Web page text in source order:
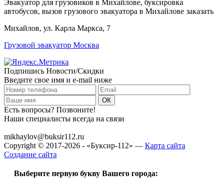
Эвакуатор для грузовиков в Михайлове, буксировка
автобусов, вызов грузового эвакуатора в Михайлове заказать
Михайлов, ул. Карла Маркса, 7
Грузовой эвакуатор Москва
Подпишись Новости/Скидки
Введите свое имя и e-mail ниже
Есть вопросы? Позвоните!
Наши специалисты всегда на связи
mikhaylov@buksir112.ru
Copyright © 2017-2026 - «Буксир-112» — Карта сайта
Создание сайта
Выберите первую букву Вашего города: